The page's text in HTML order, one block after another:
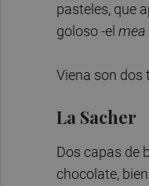
pasteles, que
goloso -el mea
Viena son dos
La Sacher
Dos capas de
chocolate,